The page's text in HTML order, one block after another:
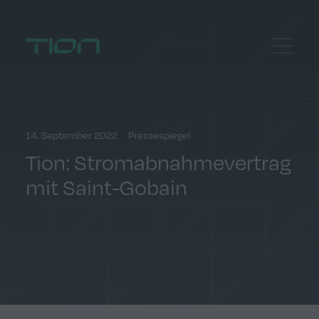
Home Menu
14. September 2022 Pressespiegel
Tion: Stromabnahmevertrag
mit Saint-Gobain